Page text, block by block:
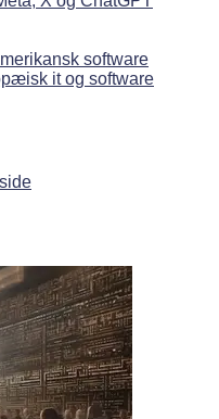
software
it og software